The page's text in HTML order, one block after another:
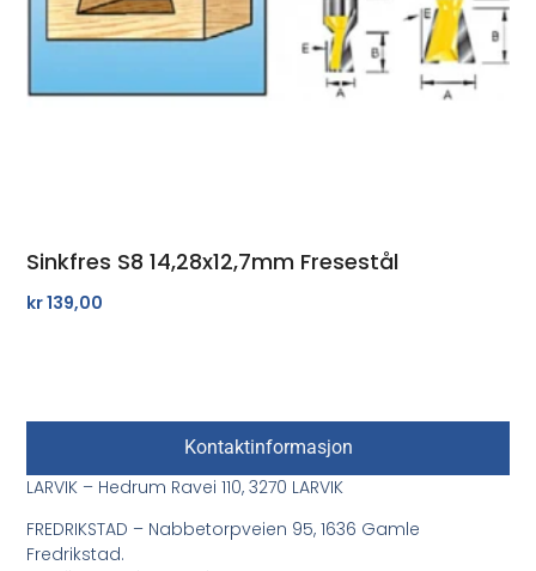
Sinkfres S8 14,28x12,7mm Fresestål
kr139,00
Kontaktinformasjon
LARVIK – Hedrum Ravei 110, 3270 LARVIK
FREDRIKSTAD – Nabbetorpveien 95, 1636 Gamle
Fredrikstad.